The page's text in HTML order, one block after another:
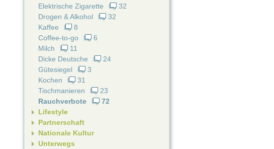
Elektrische Zigarette
32
Drogen & Alkohol
32
Kaffee
8
Coffee-to-go
6
Milch
11
Dicke Deutsche
24
Gütesiegel
3
Kochen
31
Tischmanieren
23
Rauchverbote
72
Lifestyle
Partnerschaft
Nationale Kultur
Unterwegs